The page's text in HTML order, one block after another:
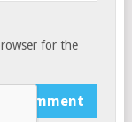
for the